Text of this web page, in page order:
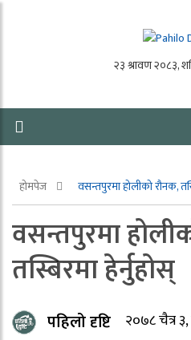
होमपेज वसन्तपुरमा होलीको रौनक,
वसन्तपुरमा
तस्बिरमा हेर्नुहोस्
पहिलो दृष्टि २०७८ चैत्र